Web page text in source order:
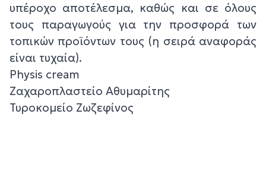
υπέροχο αποτέλεσμα, καθώς και σε όλους
τους παραγωγούς για την προσφορά των
τοπικών προϊόντων τους (η σειρά αναφοράς
είναι τυχαία).
Physis cream
Ζαχαροπλαστείο Αθυμαρίτης
Τυροκομείο Ζωζεφίνος